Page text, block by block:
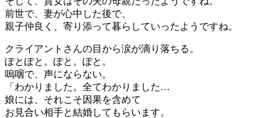
前世で、妻が心中した後で、
親子仲良く、寄り添って暮らしていったようですね。
クライアントさんの目から涙が滴り落ちる。
ぽとぽと。ぽと。ぽと。
嗚咽で、声にならない。
「わかりました。全てわかりました…
娘には、それこそ因果を含めて
お見合い相手と結婚してもらいます。